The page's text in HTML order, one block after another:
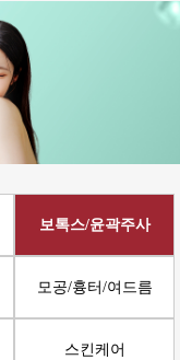
보톡스/윤곽주사
모공/흉터/여드름
스킨케어